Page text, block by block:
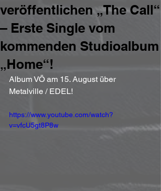
veröffentlichen „The Call“
– Erste Single vom
kommenden Studioalbum
„Home“!
Album VÖ am 15. August über
Metalville / EDEL!
https://www.youtube.com/watch?
v=vfcU5gt8P8w